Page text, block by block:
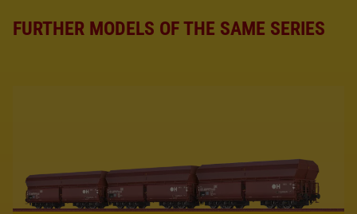
FURTHER MODELS OF THE SAME SERIES